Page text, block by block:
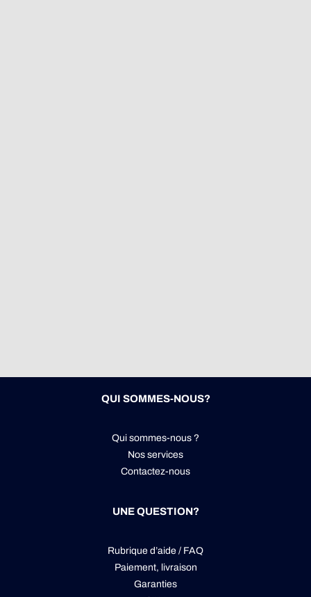
QUI SOMMES-NOUS?
Qui sommes-nous ?
Nos services
Contactez-nous
UNE QUESTION?
Rubrique d’aide / FAQ
Paiement, livraison
Garanties